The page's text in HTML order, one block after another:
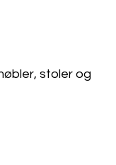
stoler og